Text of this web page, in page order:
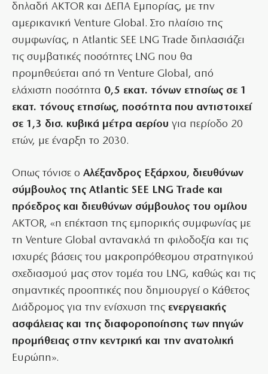
δηλαδή AKTOR και ΔΕΠΑ Εμπορίας, με την
αμερικανική Venture Global. Στο πλαίσιο της
συμφωνίας, η Atlantic SEE LNG Trade διπλασιάζει
τις συμβατικές ποσότητες LNG που θα
προμηθεύεται από τη Venture Global, από
ελάχιστη ποσότητα 0,5 εκατ. τόνων ετησίως σε 1
εκατ. τόνους ετησίως, ποσότητα που αντιστοιχεί
σε 1,3 δισ. κυβικά μέτρα αερίου για περίοδο 20
ετών, με έναρξη το 2030.
Οπως τόνισε ο Αλέξανδρος Εξάρχου, διευθύνων
σύμβουλος της Atlantic SEE LNG Trade και
πρόεδρος και διευθύνων σύμβουλος του ομίλου
AKTOR, «η επέκταση της εμπορικής συμφωνίας με
τη Venture Global αντανακλά τη φιλοδοξία και τις
ισχυρές βάσεις του μακροπρόθεσμου στρατηγικού
σχεδιασμού μας στον τομέα του LNG, καθώς και τις
σημαντικές προοπτικές που δημιουργεί ο Κάθετος
Διάδρομος για την ενίσχυση τηςενεργειακής
ασφάλειας και της διαφοροποίησης των πηγών
προμήθειας στην κεντρική και την ανατολική
Ευρώπη».